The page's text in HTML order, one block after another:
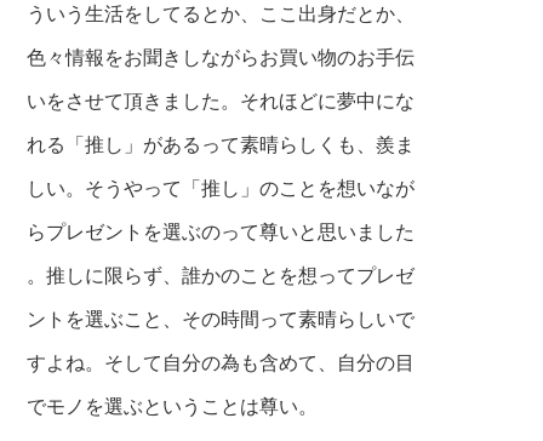
ういう生活をしてるとか、ここ出身だとか、
色々情報をお聞きしながらお買い物のお手伝
いをさせて頂きました。それほどに夢中にな
れる「推し」があるって素晴らしくも、羨ま
しい。そうやって「推し」のことを想いなが
らプレゼントを選ぶのって尊いと思いました
。推しに限らず、誰かのことを想ってプレゼ
ントを選ぶこと、その時間って素晴らしいで
すよね。そして自分の為も含めて、自分の目
でモノを選ぶということは尊い。